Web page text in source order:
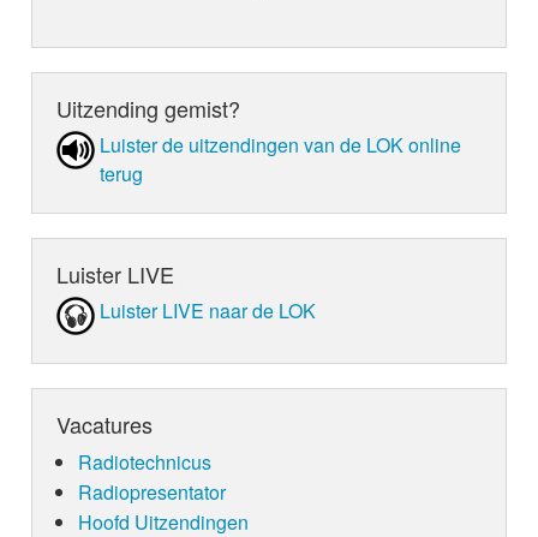
Uitzending gemist?
Luister de uit­zen­din­gen van de LOK online
terug
Luister LIVE
Luister LIVE naar de LOK
Vacatures
Radiotechnicus
Radiopresentator
Hoofd Uitzendingen